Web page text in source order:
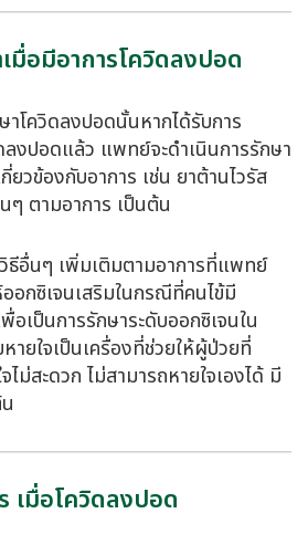
มื่อมีอาการโควิดลงปอด
าโควิดลงปอดนั้นหากได้รับการ
ลงปอดแล้ว แพทย์จะดำเนินการรักษา
ยวข้องกับอาการ เช่น ยาต้านไวรัส
ๆ ตามอาการ เป็นต้น
ธีอื่นๆ เพิ่มเติมตามอาการที่แพทย์
อกซิเจนเสริมในกรณีที่คนไข้มี
อเป็นการรักษาระดับออกซิเจนใน
ายใจเป็นเครื่องที่ช่วยให้ผู้ป่วยที่
ไม่สะดวก ไม่สามารถหายใจเองได้ มี
เมื่อโควิดลงปอด